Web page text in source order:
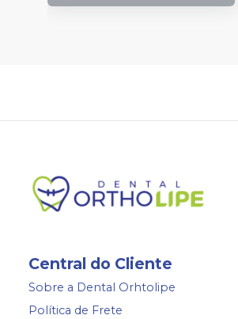
Central do Cliente
Sobre a Dental Orhtolipe
Política de Frete